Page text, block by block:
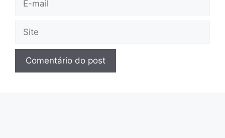
mail